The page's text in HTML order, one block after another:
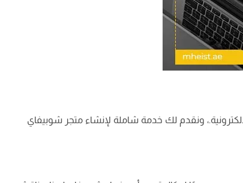
ونقدم لك خدمة شاملة لإنشاء متجر شوبيفاي